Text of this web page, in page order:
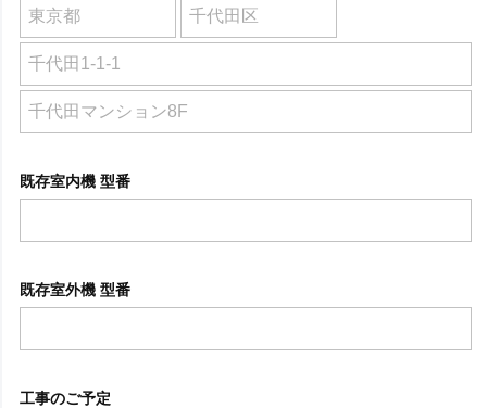
既存室内機 型番
既存室外機 型番
工事のご予定